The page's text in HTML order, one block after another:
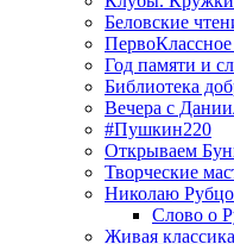
Беловские
Год памяти и
Библиотека
Вечера с
#Пушкин220
Открываем
Творческие
Николаю
Слово о
Живая классика